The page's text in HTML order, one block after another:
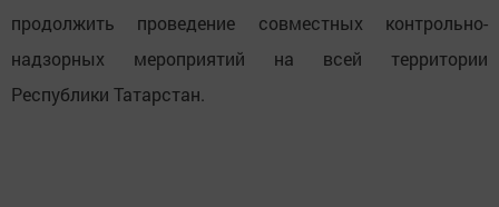
продолжить проведение совместных контрольно-
надзорных мероприятий на всей территории
Республики Татарстан.